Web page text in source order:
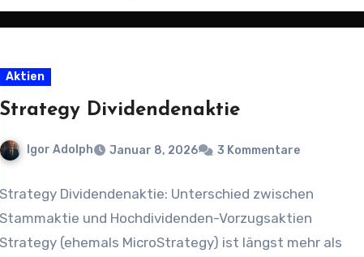
Aktien
Dividendenaktie
Igor Adolph Januar 8, 2026 3 Kommentare
Dividendenaktie: Unterschied zwischen
Stammaktie und Hochdividenden-Vorzugsaktien
(ehemals MicroStrategy) ist längst mehr als